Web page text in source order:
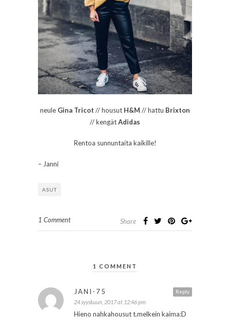
neule Gina Tricot // housut H&M // hattu Brixton
// kengätAdidas
Rentoa sunnuntaita kaikille!
– Janni
ASUT
1 Comment Share
1 COMMENT
Reply
JANI-75
24 syyskuun, 2017 at 12:46 pm
Hieno nahkahousut t.melkein kaima:D